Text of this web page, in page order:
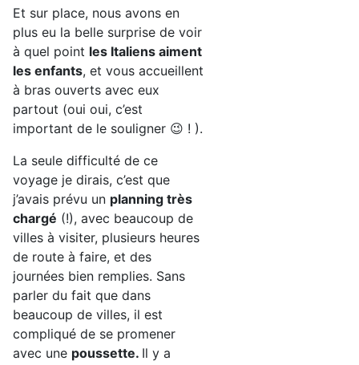
Et sur place, nous avons en
plus eu la belle surprise de voir
à quel point les Italiens aiment
les enfants, et vous accueillent
à bras ouverts avec eux
partout (oui oui, c’est
important de le souligner 😉 ! ).
La seule difficulté de ce
voyage je dirais, c’est que
j’avais prévu un planning très
chargé (!), avec beaucoup de
villes à visiter, plusieurs heures
de route à faire, et des
journées bien remplies. Sans
parler du fait que dans
beaucoup de villes, il est
compliqué de se promener
avec une poussette. Il y a